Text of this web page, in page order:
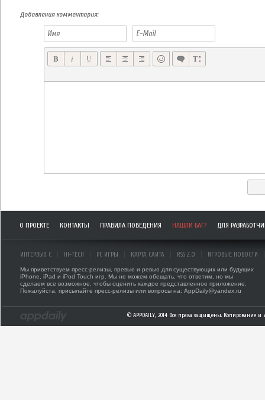
Добавления комментария:
О ПРОЕКТЕ КОНТАКТЫ ПРАВИЛА ПОВЕДЕНИЯ НАШЛИ БАГ? ДЛЯ
ИНТЕРВЬЮ С HI-TECH PC ИГРЫ КАРТА САЙТА RSS 2.0 ИГРОВЫЕ НОВОСТИ
Мы приветствуем пресс-релизы, превью и ревью для существующих или будущих
iPhone, iPad и iPod Touch игр. Мы не можем обещать, что ответим, но мы
сделаем все возможное, чтобы оценить каждое представленное приложение.
Пожалуйста, присылайте пресс-релизы или вопросы на: AppDaily@yandex.ru
© APPDAILY, 2014 Все права защищены. Копирование и